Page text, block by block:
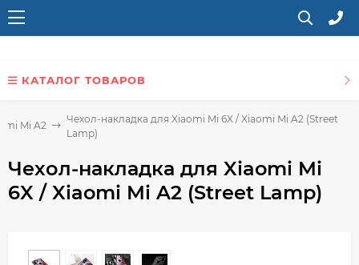
КАТАЛОГ ТОВАРОВ
Mi A2
Чехол-накладка для Xiaomi Mi 6X / Xiaomi Mi A2 (Street
Lamp)
Чехол-накладка для Xiaomi Mi
6X / Xiaomi Mi A2 (Street Lamp)